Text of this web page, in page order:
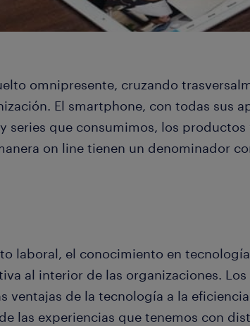
omnipresente, cruzando
El smartphone, con todas sus
series que consumimos, los productos
on line tienen un denominador
laboral, el conocimiento en
al interior de las organizaciones. Los
ventajas de la tecnología a la
las experiencias que tenemos con